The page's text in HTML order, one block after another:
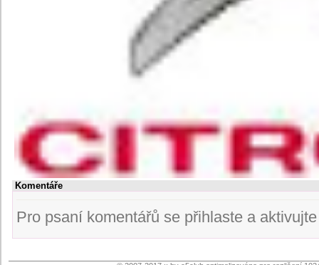
Komentáře
Pro psaní komentářů se přihlaste a